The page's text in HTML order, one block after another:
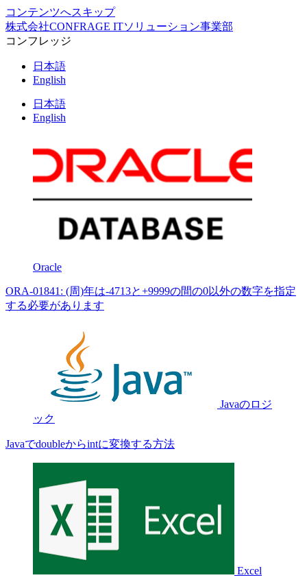
コンテンツへスキップ
株式会社CONFRAGE ITソリューション事業部
コンフレッジ
日本語
English
日本語
English
Oracle
ORA-01841: (周)年は-4713と+9999の間の0以外の数字を指定
する必要があります
Javaのロジ
ック
Javaでdoubleからintに変換する方法
Excel